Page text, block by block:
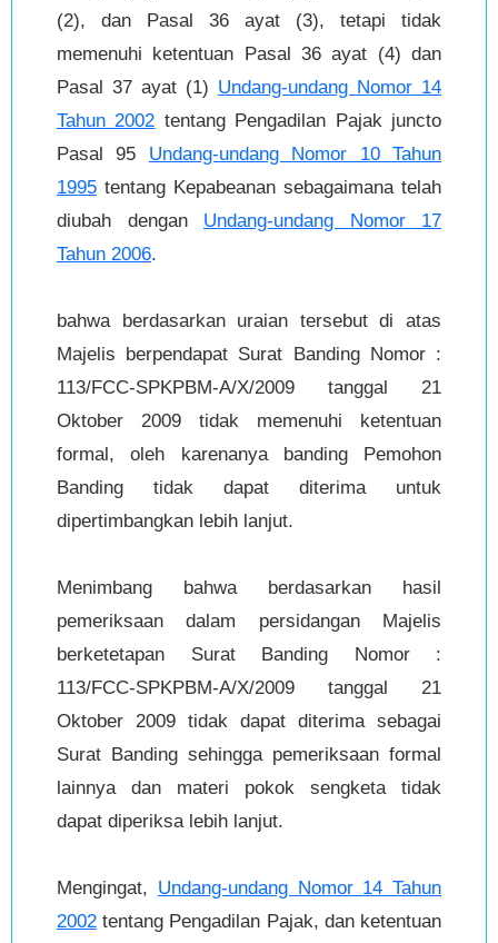
(2), dan Pasal 36 ayat (3), tetapi tidak
memenuhi ketentuan Pasal 36 ayat (4) dan
Pasal 37 ayat (1) Undang-undang Nomor 14
Tahun 2002 tentang Pengadilan Pajak juncto
Pasal 95 Undang-undang Nomor 10 Tahun
1995 tentang Kepabeanan sebagaimana telah
diubah dengan Undang-undang Nomor 17
Tahun 2006.
bahwa berdasarkan uraian tersebut di atas
Majelis berpendapat Surat Banding Nomor :
113/FCC-SPKPBM-A/X/2009 tanggal 21
Oktober 2009 tidak memenuhi ketentuan
formal, oleh karenanya banding Pemohon
Banding tidak dapat diterima untuk
dipertimbangkan lebih lanjut.
Menimbang bahwa berdasarkan hasil
pemeriksaan dalam persidangan Majelis
berketetapan Surat Banding Nomor :
113/FCC-SPKPBM-A/X/2009 tanggal 21
Oktober 2009 tidak dapat diterima sebagai
Surat Banding sehingga pemeriksaan formal
lainnya dan materi pokok sengketa tidak
dapat diperiksa lebih lanjut.
Mengingat, Undang-undang Nomor 14 Tahun
2002 tentang Pengadilan Pajak, dan ketentuan